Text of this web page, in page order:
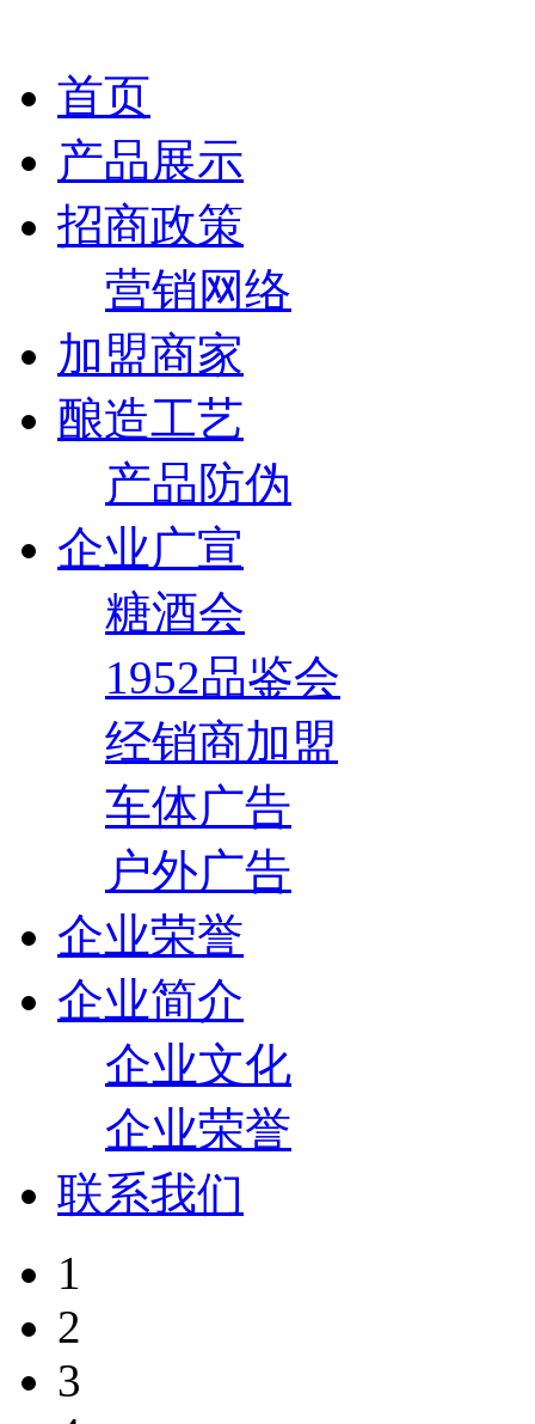
首页
产品展示
招商政策
营销网络
加盟商家
酿造工艺
产品防伪
企业广宣
糖酒会
1952品鉴会
经销商加盟
车体广告
户外广告
企业荣誉
企业简介
企业文化
企业荣誉
联系我们
1
2
3